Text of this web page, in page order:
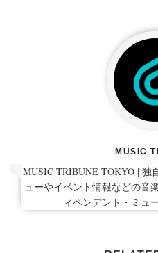
MUSIC
MUSIC TRIBUNE TOKYO | 独
ューやイベント情報などの音
ィペンデント・ミュ